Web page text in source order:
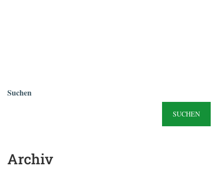
Suchen
SUCHEN
Archiv